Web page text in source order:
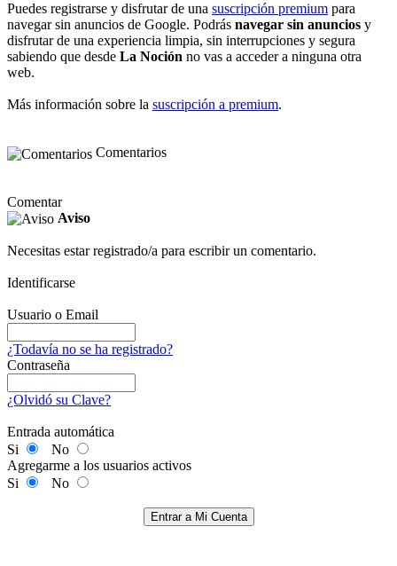
Puedes registrarse y disfrutar de una suscripción premium para
navegar sin anuncios de Google. Podrás navegar sin anuncios y
disfrutar de una experiencia limpia, sin interrupciones y segura
sabiendo que desde La Noción no vas a acceder a ninguna otra
web.
Más información sobre la suscripción a premium.
Comentarios
Comentar
Aviso
Necesitas estar registrado/a para escribir un comentario.
Identificarse
Usuario o Email
¿Todavía no se ha registrado?
Contraseña
¿Olvidó su Clave?
Entrada automática
Si
No
Agregarme a los usuarios activos
Si
No
Entrar a Mi Cuenta